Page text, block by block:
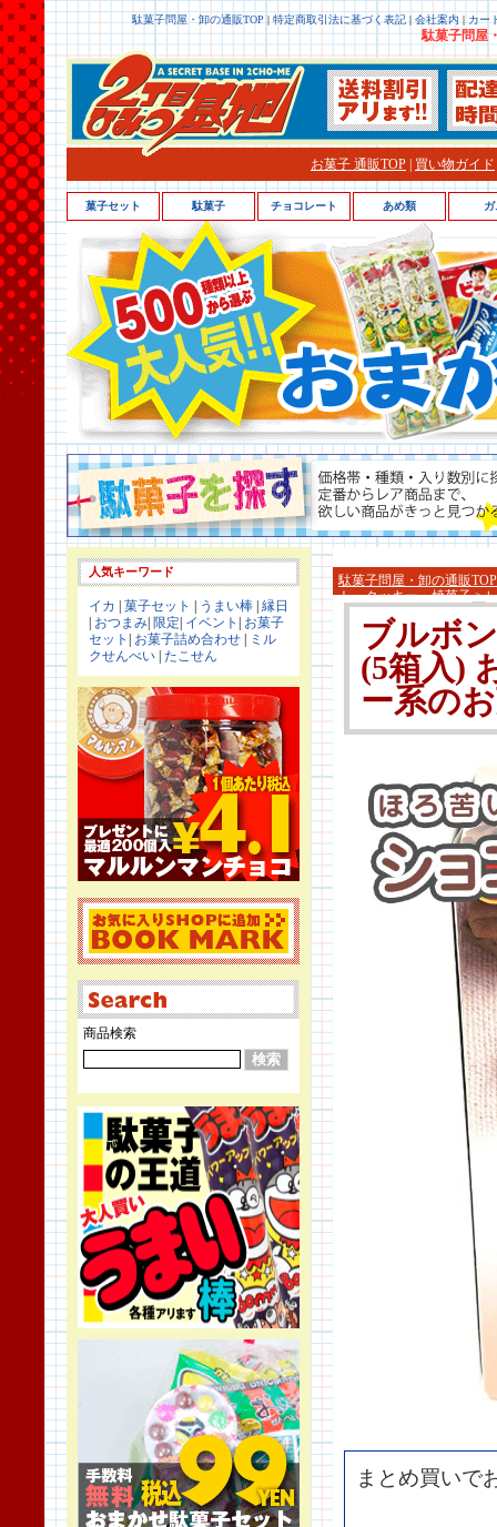
駄菓子問屋・卸の通販TOP | 特定商取引法に基づく表記 | 会社案内 | カー
駄菓子問屋
お菓子 通販TOP 買い物ガイド
人気キーワード
イカ 菓子セット うまい棒 縁日
おつまみ 限定 イベント
お菓子
セット
お菓子詰め合わせ
ミル
クせんべい たこせん
商品検索
駄菓子問屋・卸の通販TOP
ト・クッキー・焼菓子>
ブルボ
(5箱入)
ー系の
まとめ買いで